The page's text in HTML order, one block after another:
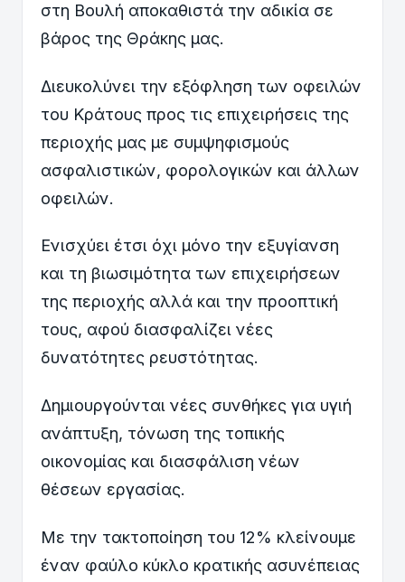
στη Βουλή αποκαθιστά την αδικία σε
βάρος της Θράκης μας.
Διευκολύνει την εξόφληση των οφειλών
του Κράτους προς τις επιχειρήσεις της
περιοχής μας με συμψηφισμούς
ασφαλιστικών, φορολογικών και άλλων
οφειλών.
Ενισχύει έτσι όχι μόνο την εξυγίανση
και τη βιωσιμότητα των επιχειρήσεων
της περιοχής αλλά και την προοπτική
τους, αφού διασφαλίζει νέες
δυνατότητες ρευστότητας.
Δημιουργούνται νέες συνθήκες για υγιή
ανάπτυξη, τόνωση της τοπικής
οικονομίας και διασφάλιση νέων
θέσεων εργασίας.
Με την τακτοποίηση του 12% κλείνουμε
έναν φαύλο κύκλο κρατικής ασυνέπειας